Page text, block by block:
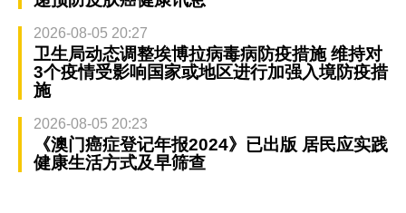
2026-08-05 20:27
卫生局动态调整埃博拉病毒病防疫措施 维持对
3个疫情受影响国家或地区进行加强入境防疫措
施
2026-08-05 20:23
《澳门癌症登记年报2024》已出版 居民应实践
健康生活方式及早筛查